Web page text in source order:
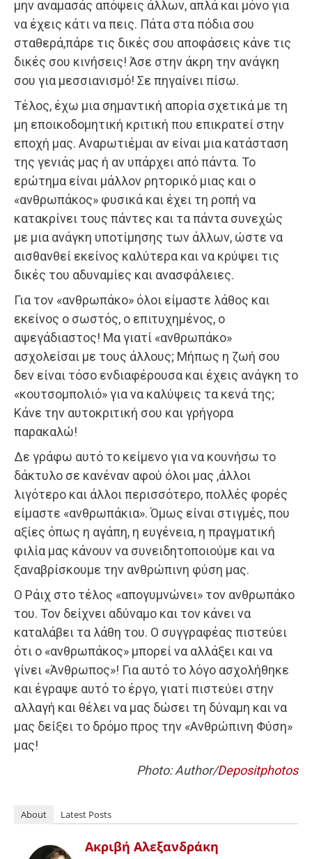
μην αναμασάς απόψεις άλλων, απλά και μόνο για
να έχεις κάτι να πεις. Πάτα στα πόδια σου
σταθερά,πάρε τις δικές σου αποφάσεις κάνε τις
δικές σου κινήσεις! Άσε στην άκρη την ανάγκη
σου για μεσσιανισμό! Σε πηγαίνει πίσω.
Τέλος, έχω μια σημαντική απορία σχετικά με τη
μη εποικοδομητική κριτική που επικρατεί στην
εποχή μας. Αναρωτιέμαι αν είναι μια κατάσταση
της γενιάς μας ή αν υπάρχει από πάντα. Το
ερώτημα είναι μάλλον ρητορικό μιας και ο
«ανθρωπάκος» φυσικά και έχει τη ροπή να
κατακρίνει τους πάντες και τα πάντα συνεχώς
με μια ανάγκη υποτίμησης των άλλων, ώστε να
αισθανθεί εκείνος καλύτερα και να κρύψει τις
δικές του αδυναμίες και ανασφάλειες.
Για τον «ανθρωπάκο» όλοι είμαστε λάθος και
εκείνος ο σωστός, ο επιτυχημένος, ο
αψεγάδιαστος! Μα γιατί «ανθρωπάκο»
ασχολείσαι με τους άλλους; Μήπως η ζωή σου
δεν είναι τόσο ενδιαφέρουσα και έχεις ανάγκη το
«κουτσομπολιό» για να καλύψεις τα κενά της;
Κάνε την αυτοκριτική σου και γρήγορα
παρακαλώ!
Δε γράφω αυτό το κείμενο για να κουνήσω το
δάκτυλο σε κανέναν αφού όλοι μας ,άλλοι
λιγότερο και άλλοι περισσότερο, πολλές φορές
είμαστε «ανθρωπάκια». Όμως είναι στιγμές, που
αξίες όπως η αγάπη, η ευγένεια, η πραγματική
φιλία μας κάνουν να συνειδητοποιούμε και να
ξαναβρίσκουμε την ανθρώπινη φύση μας.
Ο Ράιχ στο τέλος «απογυμνώνει» τον ανθρωπάκο
του. Τον δείχνει αδύναμο και τον κάνει να
καταλάβει τα λάθη του. Ο συγγραφέας πιστεύει
ότι ο «ανθρωπάκος» μπορεί να αλλάξει και να
γίνει «Άνθρωπος»! Για αυτό το λόγο ασχολήθηκε
και έγραψε αυτό το έργο, γιατί πιστεύει στην
αλλαγή και θέλει να μας δώσει τη δύναμη και να
μας δείξει το δρόμο προς την «Ανθρώπινη Φύση»
μας!
Photo: Author/Depositphotos
About Latest Posts
Ακριβή Αλεξανδράκη